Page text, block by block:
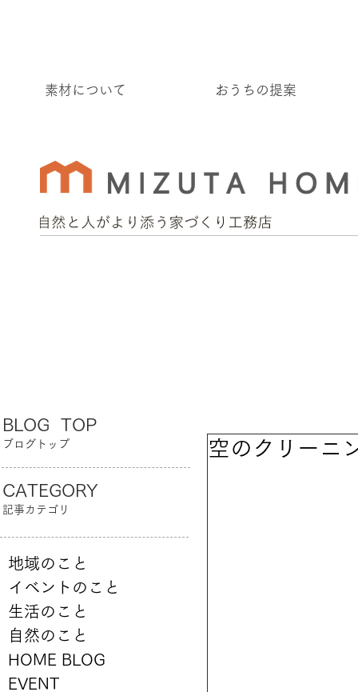
素材について おうちの提案
BLOG TOP
ブログトップ
CATEGORY
記事カテゴリ
地域のこと
イベントのこと
生活のこと
自然のこと
HOME BLOG
EVENT
空のクリーニ